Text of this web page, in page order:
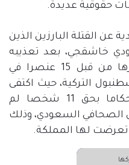
حقوقية عديدة.
القتلة البارزين الذين
خاشقجي، بعد تعذيبه
وقتله ثم تقطيع جثته وصهرها من قبل 15 عنصرا في
التركية، حيث اكتفى
القضاء السعودي بإصدار أحكاما بحق 11 شخصا لم
الصحافي السعودي، وذلك
لها المملكة.